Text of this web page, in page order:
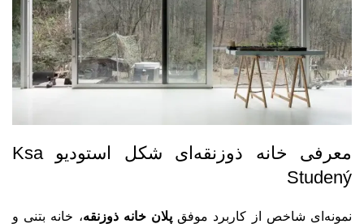
معرفی خانه ذوزنقه‌ای شکل استودیو Ksa
Studený
نمونه‌ای شاخص از کاربرد موفق پلان خانه ذوزنقه، خانه بتنی و